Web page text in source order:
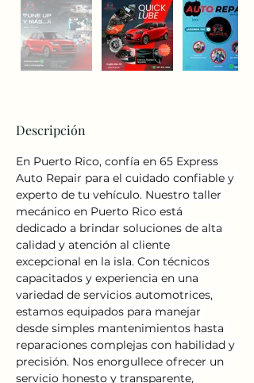
Descripción
En Puerto Rico, confía en 65 Express
Auto Repair para el cuidado confiable y
experto de tu vehículo. Nuestro taller
mecánico en Puerto Rico está
dedicado a brindar soluciones de alta
calidad y atención al cliente
excepcional en la isla. Con técnicos
capacitados y experiencia en una
variedad de servicios automotrices,
estamos equipados para manejar
desde simples mantenimientos hasta
reparaciones complejas con habilidad y
precisión. Nos enorgullece ofrecer un
servicio honesto y transparente,